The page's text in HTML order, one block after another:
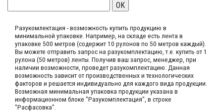
OK
Разукомлектация - возможность купить продукцию в
минимальной упаковке. Например, на складе​ есть лента в
упаковке 500 метров (содержит 10 рулонов по 50 метров каждый).​
Вы можете отправить запрос на разукомплектацию, т.е. купить от 1
рулона (50 метров) ленты. Получив ваш запрос,​ менеджер, при
наличии возможности, проведет разукомплектацию. Данная
возможность зависит от производственных​ и технологических
факторов и решается индивидуально для каждого вида продукции.​
Возможная минимальная упаковка продукции указана в
информационном блоке "Разукомплектация", в строке
"Расфасовка".